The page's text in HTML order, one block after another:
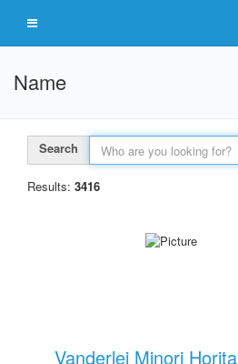
Name
Search
Results: 3416
Vanderlei Minori Horita